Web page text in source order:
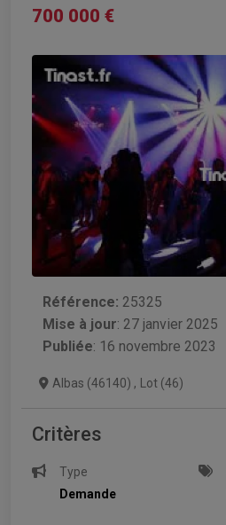
700 000 €
Référence: 25325
Mise à jour: 27 janvier 2025
Publiée: 16 novembre 2023
Albas (46140) , Lot (46)
Critères
Type
Demande